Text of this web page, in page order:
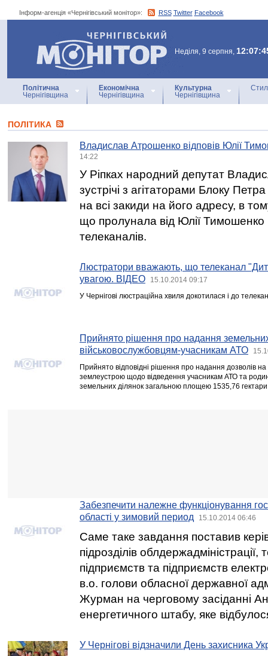
Інформ-агенція «Чернігівський монітор»: RSS Twitter Facebook
Інформ-агенція
«Чернігівський монітор»
Неділя, 9 серпня,
Політична
Чернігівщина
Економічна
Чернігівщина
Культурна
Чернігівщина
ПОЛІТИКА
Владислав Атрошенко відповів Юлії
14:22
У Ріпках народний депутат
зустрічі з агітаторами Блоку
на всі закиди на його адресу, в
що пролунала від Юлії
телеканалів.
Люстратори вважають, що телеканал
увагою. ВІДЕО
15.10.2014 09:17
У Чернігові люстраційна хвиля докотилася і до
Прийнято рішення про надання
військовослужбовцям-учасникам АТО
Прийнято відповідні рішення про надання дозволів
землеустрою щодо відведення учасникам АТО та
земельних ділянок загальною площею 1535,76
Забезпечити належне функціонування
області у зимовий период
15.10.2014 06:46
Саме таке завдання поставив
підрозділів
підприємств та підприємств
в.о. голови обласної державної
Журман на черговому засіданні
енергетичного штабу, яке
У Чернігові відзначили День захисника